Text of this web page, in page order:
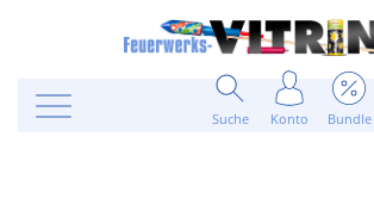
Suche Konto Bundle